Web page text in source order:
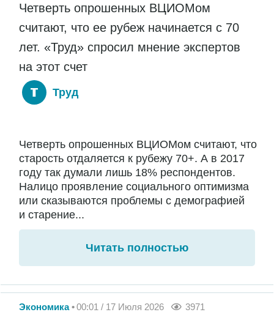
Четверть опрошенных ВЦИОМом
считают, что ее рубеж начинается с 70
лет. «Труд» спросил мнение экспертов
на этот счет
Труд
Четверть опрошенных ВЦИОМом считают, что
старость отдаляется к рубежу 70+. А в 2017
году так думали лишь 18% респондентов.
Налицо проявление социального оптимизма
или сказываются проблемы с демографией
и старение...
Читать полностью
Экономика 00:01 / 17 Июля 2026 3971